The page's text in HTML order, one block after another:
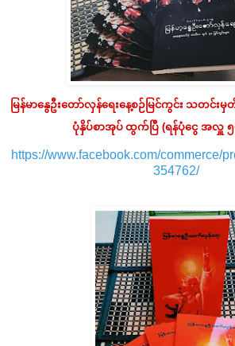
မြန်မာနွေဦးတော်လှန်ရေးနေ့စဉ်မြင်ကွင်း သတင်
ပုံနှိပ်စာအုပ် ထွက်ပြီ (ရန်ပုံငွေ အလှူ ၅၀
https://www.facebook.com/commerce/
354762/